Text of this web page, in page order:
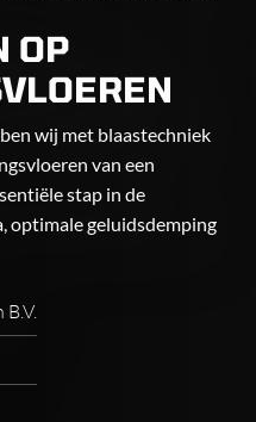
OP
wij met blaastechniek
van een
stap in de
optimale geluidsdemping